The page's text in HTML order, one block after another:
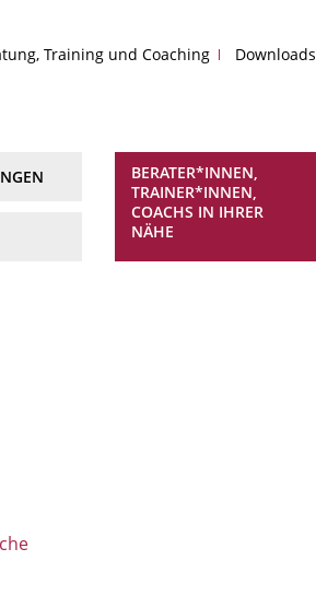
Training und Coaching Downloads
BERATER*INNEN,
TRAINER*INNEN,
COACHS IN IHRER
NÄHE